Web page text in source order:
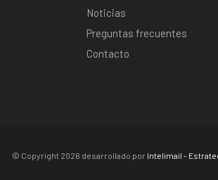
Noticias
Preguntas frecuentes
Contacto
© Copyright 2026 desarrollado por Intelimail -